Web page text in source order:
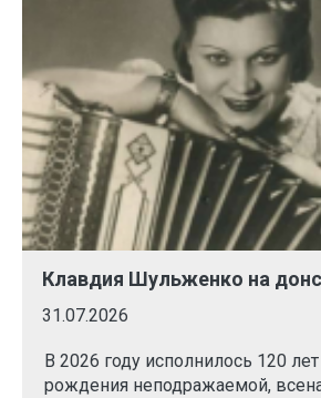
Клавдия Шульженко на
31.07.2026
В 2026 году исполнилось 120
рождения неподражаемой,